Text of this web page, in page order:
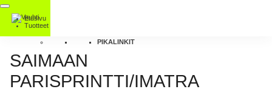
Etusivu
Tuotteet
PIKALINKIT
SAIMAAN
PARISPRINTTI/IMATRA